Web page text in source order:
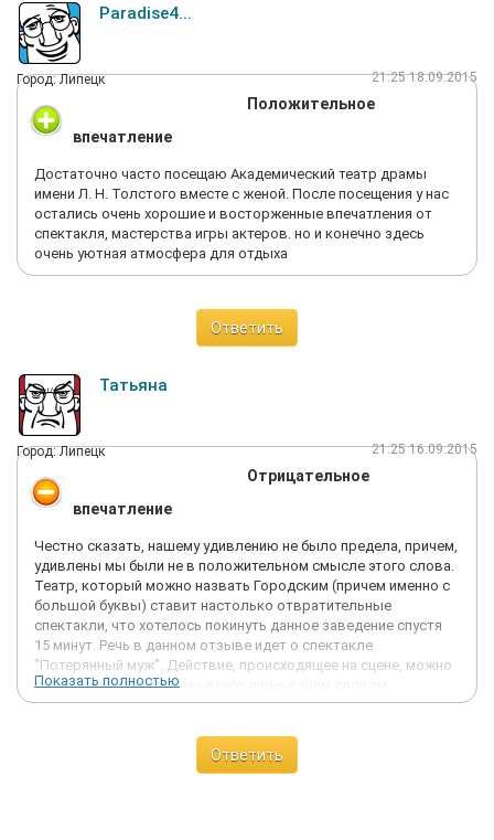
Paradise4...
Город: Липецк 21:25 18.09.2015
Положительное
впечатление
Достаточно часто посещаю Академический театр драмы
имени Л. Н. Толстого вместе с женой. После посещения у нас
остались очень хорошие и восторженные впечатления от
спектакля, мастерства игры актеров. но и конечно здесь
очень уютная атмосфера для отдыха
Ответить
Татьяна
Город: Липецк 21:25 16.09.2015
Отрицательное
впечатление
Честно сказать, нашему удивлению не было предела, причем,
удивлены мы были не в положительном смысле этого слова.
Театр, который можно назвать Городским (причем именно с
большой буквы) ставит настолько отвратительные
спектакли, что хотелось покинуть данное заведение спустя
15 минут. Речь в данном отзыве идет о спектакле
"Потерянный муж". Действие, происходящее на сцене, можно
легко охарактеризовать всего лишь одним словом:
"Шизофрения". Хочется спросить у авторов: "Что вы
сопоставим со школьным драматическим кружком. Сюжет
спектакля сумбурный, герои - один другого краше:
Показать полностью
Ответить